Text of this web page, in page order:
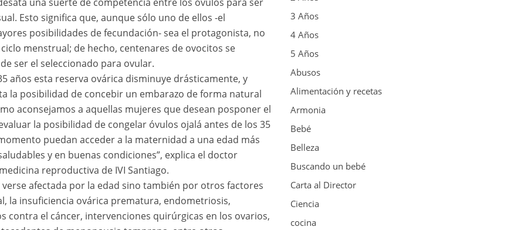
Esto significa que, aunque sólo uno de ellos -el
posibilidades de fecundación- sea el protagonista, no
menstrual; de hecho, centenares de ovocitos se
ser el seleccionado para ovular.
años esta reserva ovárica disminuye drásticamente, y
la posibilidad de concebir un embarazo de forma natural
aconsejamos a aquellas mujeres que desean posponer el
la posibilidad de congelar óvulos ojalá antes de los 35
puedan acceder a la maternidad a una edad más
y en buenas condiciones”, explica el doctor
reproductiva de IVI Santiago.
afectada por la edad sino también por otros factores
la insuficiencia ovárica prematura, endometriosis,
contra el cáncer, intervenciones quirúrgicas en los ovarios,
3 Años
4 Años
5 Años
Abusos
Alimentación y recetas
Armonia
Bebé
Belleza
Buscando un bebé
Carta al Director
Ciencia
cocina